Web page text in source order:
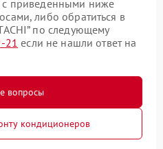
с приведенными ниже
либо обратиться в
по следующему
21 если не нашли ответ на
вопросы
кондиционеров